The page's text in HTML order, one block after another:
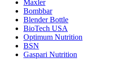
Maxler
Bombbar
Blender Bottle
BioTech USA
Optimum Nutrition
BSN
Gaspari Nutrition